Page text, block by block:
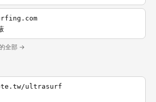
全部 →
ultrasurf